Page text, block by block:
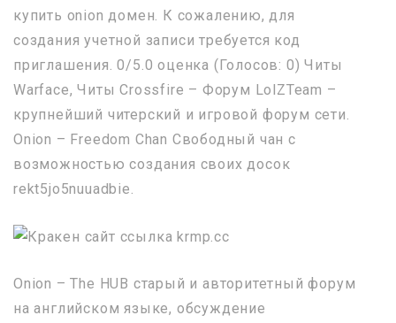
купить onion домен. К сожалению, для
создания учетной записи требуется код
приглашения. 0/5.0 оценка (Голосов: 0) Читы
Warface, Читы Crossfire – Форум LolZTeam –
крупнейший читерский и игровой форум сети.
Onion – Freedom Chan Свободный чан с
возможностью создания своих досок
rekt5jo5nuuadbie.
Onion – The HUB старый и авторитетный форум
на английском языке, обсуждение